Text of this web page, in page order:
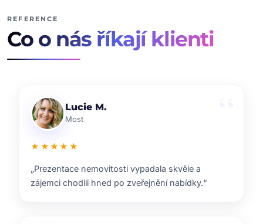
REFERENCE
Co o nás říkají klienti
Klára D.
Pardubice
★★★★★
„Rychlá reakce, dobrý marketing a férové jednání.
Přesně takhle si představuji realitní služby.“